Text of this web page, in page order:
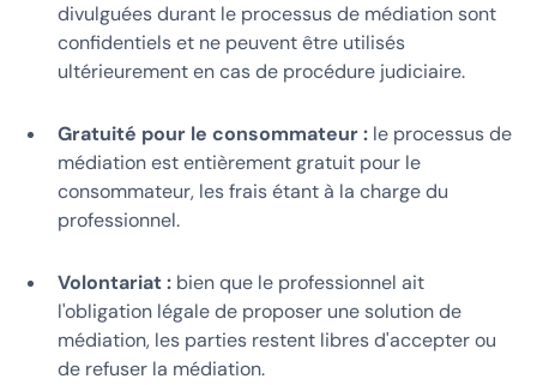
divulguées durant le processus de médiation sont
confidentiels et ne peuvent être utilisés
ultérieurement en cas de procédure judiciaire.
Gratuité pour le consommateur : le processus de
médiation est entièrement gratuit pour le
consommateur, les frais étant à la charge du
professionnel.
Volontariat : bien que le professionnel ait
l'obligation légale de proposer une solution de
médiation, les parties restent libres d'accepter ou
de refuser la médiation.